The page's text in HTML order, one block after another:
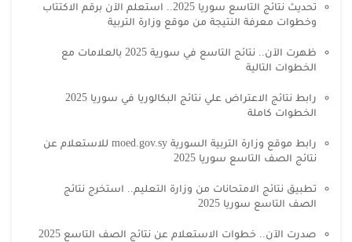
تحديث نتائج التاسع سوريا 2025.. استعلم الآن برقم الاكتتاب
وخطوات معرفة النتيجة من موقع وزارة التربية
ظهرت الآن.. نتائج التاسع في سورية 2025 بالعلامات مع
الخطوات التالية
رابط نتائج الاعتراض علي نتائج البكالوريا في سوريا 2025
الخطوات كاملة
رابط موقع وزارة التربية السورية moed.gov.sy للاستعلام عن
نتائج الصف التاسع سوريا 2025
تطبيق نتائج الامتحانات من وزارة التعليم.. استخرج نتائج
الصف التاسع سوريا 2025
صدرت الآن.. خطوات الاستعلام عن نتائج الصف التاسع 2025